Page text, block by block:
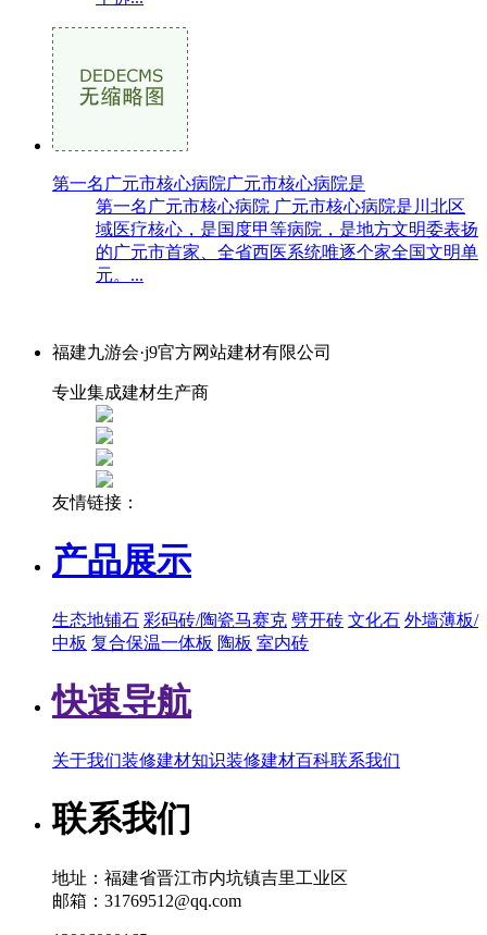
第一名广元市核心病院广元市核心病院是
第一名广元市核心病院 广元市核心病院是川北区
域医疗核心，是国度甲等病院，是地方文明委表扬
的广元市首家、全省西医系统唯逐个家全国文明单
元。...
福建九游会·j9官方网站建材有限公司
专业集成建材生产商
友情链接：
产品展示
生态地铺石 彩码砖/陶瓷马赛克 劈开砖 文化石 外墙薄板/
中板 复合保温一体板 陶板 室内砖
快速导航
关于我们装修建材知识装修建材百科联系我们
联系我们
地址：福建省晋江市内坑镇吉里工业区
邮箱：31769512@qq.com